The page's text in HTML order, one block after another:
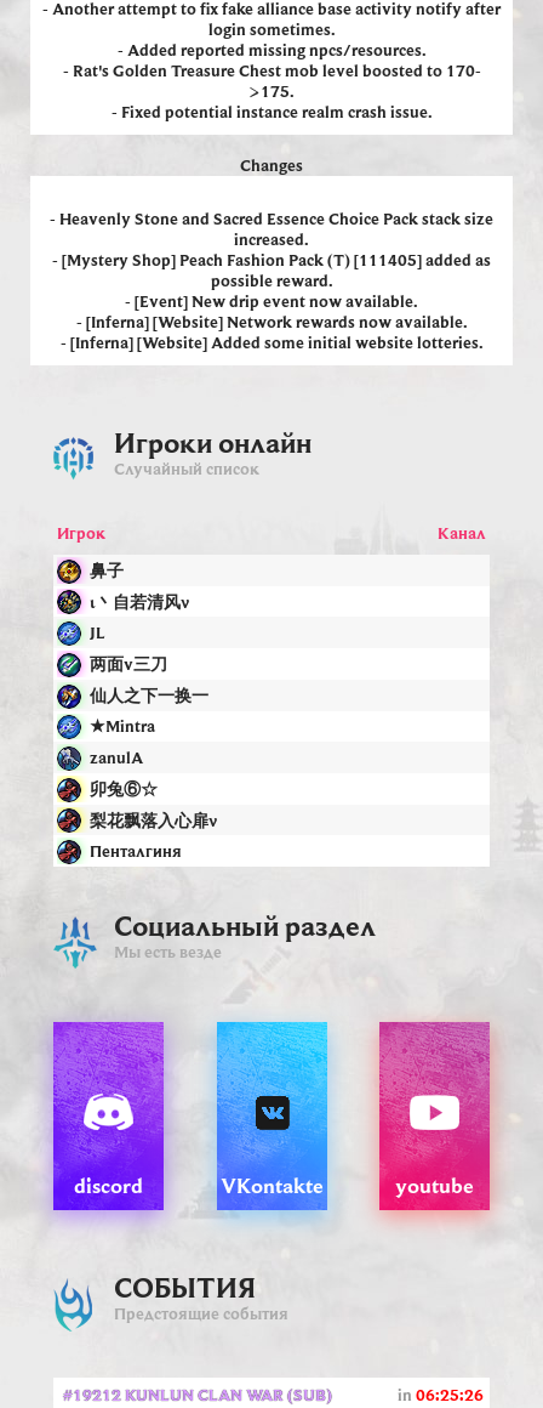
- Another attempt to fix fake alliance base activity notify after
login sometimes.
- Added reported missing npcs/resources.
- Rat's Golden Treasure Chest mob level boosted to 170-
>175.
- Fixed potential instance realm crash issue.
Changes
- Heavenly Stone and Sacred Essence Choice Pack stack size
increased.
- [Mystery Shop] Peach Fashion Pack (T) [111405] added as
possible reward.
- [Event] New drip event now available.
- [Inferna] [Website] Network rewards now available.
- [Inferna] [Website] Added some initial website lotteries.
Игроки онлайн
Случайный список
Игрок
Канал
鼻子
ι丶自若清风ν
JL
两面v三刀
仙人之下一换一
★Mintra
zanulA
卯兔⑥☆
梨花飘落入心扉ν
Пенталгиня
Социальный раздел
Мы есть везде
discord VKontakte youtube
СОБЫТИЯ
Предстоящие события
#19212 KUNLUN CLAN WAR (SUB) in 06:25:25